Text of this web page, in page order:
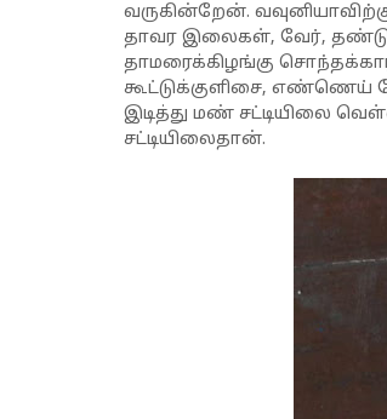
வருகின்றேன்.
தாவர இலைகள், வேர்,
தாமரைக்கிழங்கு
கூட்டுக்குளிசை,
இடித்து மண் சட்டியிலை
சட்டியிலைதான்.